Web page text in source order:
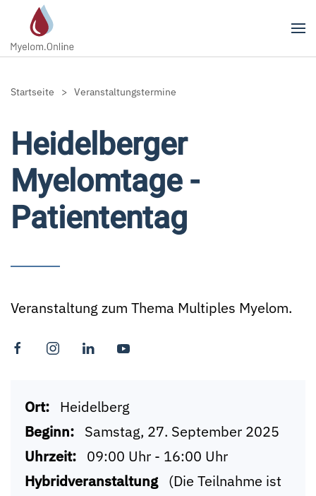
Zum Hauptinhalt springen
Startseite Veranstaltungstermine
Heidelberger
Myelomtage -
Patiententag
Veranstaltung zum Thema Multiples Myelom.
Ort: Heidelberg
Beginn: Samstag, 27. September 2025
Uhrzeit: 09:00 Uhr - 16:00 Uhr
Hybridveranstaltung (Die Teilnahme ist